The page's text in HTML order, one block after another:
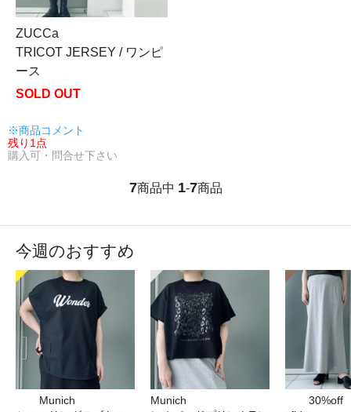
ZUCCa
TRICOT JERSEY / ワンピ
ース
SOLD OUT
※商品コメント
残り1点
購入可・問合せ下さい
7商品中 1-7商品
今週のおすすめ
Munich
Munich
30%off